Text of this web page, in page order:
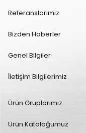
Referanslarımız
Bizden Haberler
Genel Bilgiler
İletişim Bilgilerimiz
Ürün Gruplarımız
Ürün Kataloğumuz